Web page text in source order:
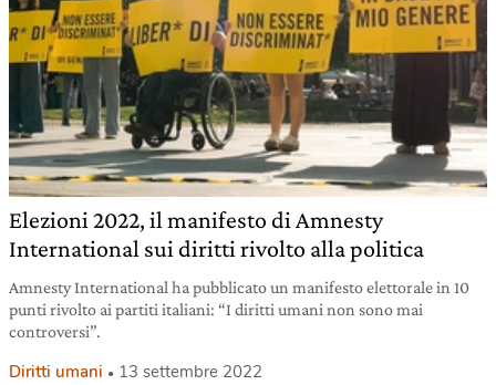
Elezioni 2022, il manifesto di Amnesty
International sui diritti rivolto alla politica
Amnesty International ha pubblicato un manifesto elettorale in 10
punti rivolto ai partiti italiani: “I diritti umani non sono mai
controversi”.
Diritti umani 13 settembre 2022